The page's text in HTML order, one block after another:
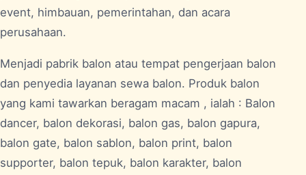
event, himbauan, pemerintahan, dan acara
perusahaan.
Menjadi pabrik balon atau tempat pengerjaan balon
dan penyedia layanan sewa balon. Produk balon
yang kami tawarkan beragam macam , ialah : Balon
dancer, balon dekorasi, balon gas, balon gapura,
balon gate, balon sablon, balon print, balon
supporter, balon tepuk, balon karakter, balon